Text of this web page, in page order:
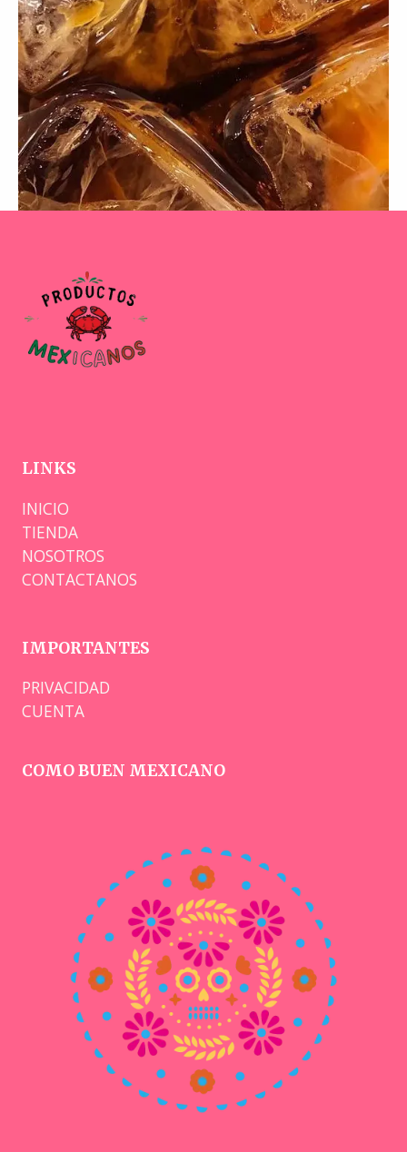
LINKS
INICIO
TIENDA
NOSOTROS
CONTACTANOS
IMPORTANTES
PRIVACIDAD
CUENTA
COMO BUEN MEXICANO